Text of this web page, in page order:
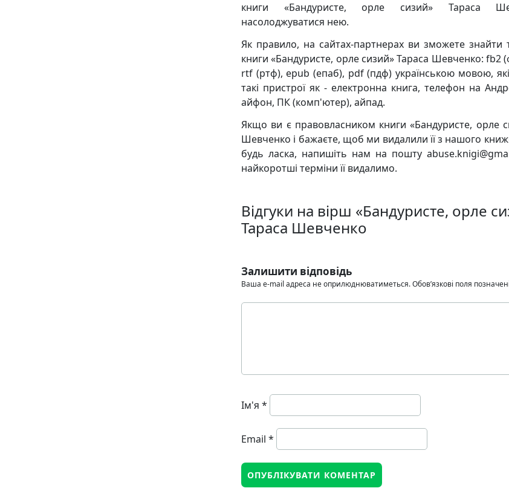
книги «Бандуристе, орле сизий» Тараса
насолоджуватися нею.
Як правило, на сайтах-партнерах ви зможете знайти
книги «Бандуристе, орле сизий» Тараса Шевченко: fb2
rtf (ртф), epub (епаб), pdf (пдф) українською мовою, які
такі пристрої як - електронна книга, телефон на
айфон, ПК (комп'ютер), айпад.
Якщо ви є правовласником книги «Бандуристе, орле
Шевченко і бажаєте, щоб ми видалили її з нашого
будь ласка, напишіть нам на пошту
найкоротші терміни її видалимо.
Відгуки на вірш «Бандуристе, орле
Тараса Шевченко
Залишити відповідь
Ваша e-mail адреса не оприлюднюватиметься.Обов’язкові поля позначені
Ім'я *
Email *